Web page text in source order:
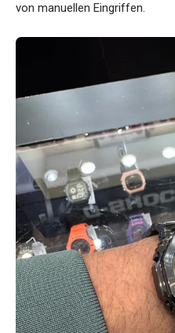
von manuellen Eingriffen.